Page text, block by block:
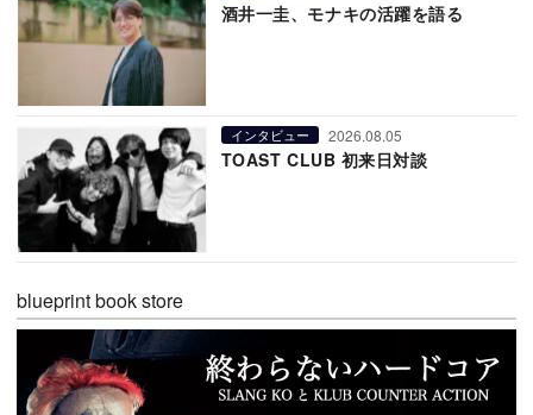
酒井一圭、モナキの活躍を語る
インタビュー 2026.08.05
TOAST CLUB 初来日対談
blueprint book store